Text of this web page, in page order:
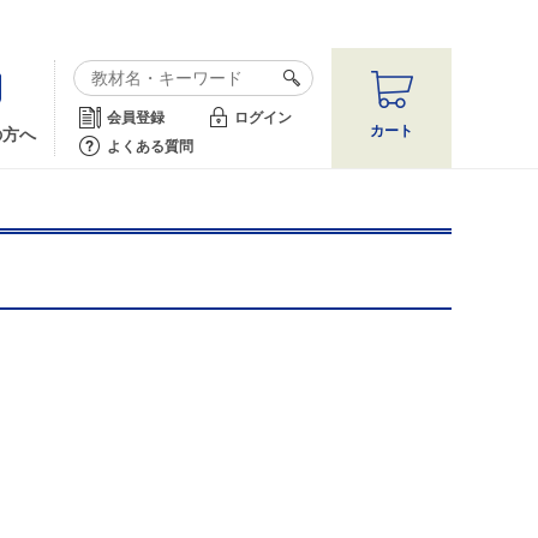
へ
会員登録
ログイン
よくある質問
カート